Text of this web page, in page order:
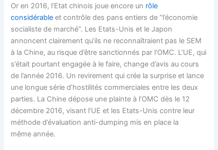
Or en 2016, l’Etat chinois joue encore un rôle
considérable et contrôle des pans entiers de “l’économie
socialiste de marché”. Les Etats-Unis et le Japon
annoncent clairement qu’ils ne reconnaîtraient pas le SEM
à la Chine, au risque d’être sanctionnés par l’OMC. L’UE, qui
s’était pourtant engagée à le faire, change d’avis au cours
de l’année 2016. Un revirement qui crée la surprise et lance
une longue série d’hostilités commerciales entre les deux
parties. La Chine dépose une plainte à l’OMC dès le 12
décembre 2016, visant l’UE et les Etats-Unis contre leur
méthode d’évaluation anti-dumping mis en place la
même année.